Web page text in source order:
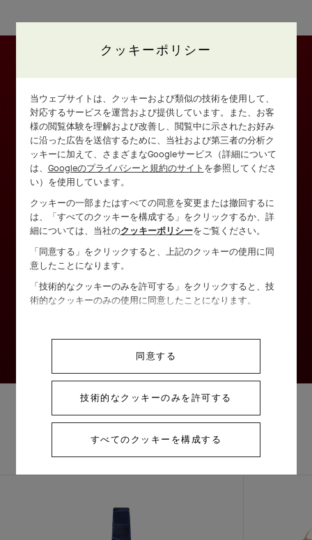
コンプリートセッ
ト
クッキーポリシー
当ウェブサイトは、クッキーおよび類似の技術を使用して、
対応するサービスを運営および提供しています。また、お客
様の閲覧体験を理解および改善し、閲覧中に示されたお好み
に沿った広告を送信するために、当社および第三者の分析ク
ッキーに加えて、さまざまなGoogleサービス（詳細について
は、 Googleのプライバシーと規約のサイト を参照してくださ
い）を使用しています。
クッキーの一部またはすべての同意を変更または撤回するに
は、「すべてのクッキーを構成する」をクリックするか、詳
細については、当社のクッキーポリシーをご覧ください。
「同意する」をクリックすると、上記のクッキーの使用に同
意したことになります。
「技術的なクッキーのみを許可する」をクリックすると、技
術的なクッキーのみの使用に同意したことになります。
同意する
技術的なクッキーのみを許可する
すべてのクッキーを構成する